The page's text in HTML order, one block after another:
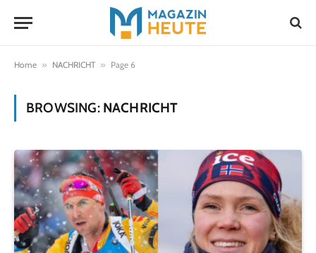
Home » NACHRICHT » Page 6
BROWSING: NACHRICHT